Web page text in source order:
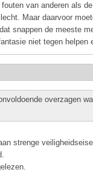
van anderen als
Maar daarvoor
snappen de meeste
niet tegen helpen
overzagen
strenge